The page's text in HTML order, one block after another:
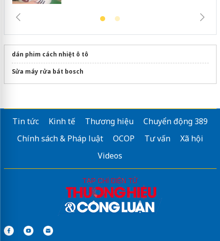
dán phim cách nhiệt ô tô
Sửa máy rửa bát bosch
Tin tức Kinh tế Thương hiệu
Chuyển động 389
Chính sách & Pháp luật
OCOP Tư vấn
Xã hội
Videos